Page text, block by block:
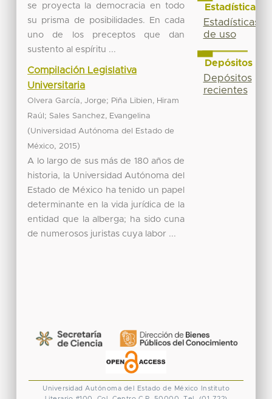
se proyecta la democracia en todo
su prisma de posibilidades. En cada
uno de los preceptos que dan
sustento al espíritu ...
Compilación Legislativa
Universitaria
Olvera García, Jorge; Piña Libien, Hiram
Raúl ; Sales Sanchez, Evangelina
(Universidad Autónoma del Estado de
México, 2015)
A lo largo de sus más de 180 años de
historia, la Universidad Autónoma del
Estado de México ha tenido un papel
determinante en la vida jurídica de la
entidad que la alberga; ha sido cuna
de numerosos juristas cuya labor ...
Estadísticas
Estadísticas
de uso
Depósitos
Depósitos
recientes
Universidad Autónoma del Estado de México
Instituto